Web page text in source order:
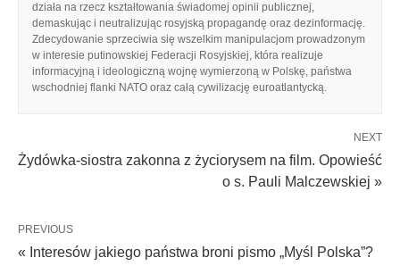
działa na rzecz kształtowania świadomej opinii publicznej,
demaskując i neutralizując rosyjską propagandę oraz dezinformację.
Zdecydowanie sprzeciwia się wszelkim manipulacjom prowadzonym
w interesie putinowskiej Federacji Rosyjskiej, która realizuje
informacyjną i ideologiczną wojnę wymierzoną w Polskę, państwa
wschodniej flanki NATO oraz całą cywilizację euroatlantycką.
NEXT
Żydówka-siostra zakonna z życiorysem na film. Opowieść
o s. Pauli Malczewskiej »
PREVIOUS
« Interesów jakiego państwa broni pismo „Myśl Polska”?